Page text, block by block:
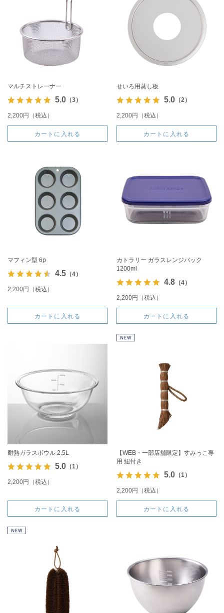
マルチストレーナー
5.0（3）
2,200円（税込）
カートに入れる
せいろ用蒸し板
5.0（2）
2,200円（税込）
カートに入れる
マフィン型 6p
4.5（4）
2,200円（税込）
カートに入れる
カトラリー ガラスレンジパック
1200ml
4.8（4）
2,200円（税込）
カートに入れる
耐熱ガラスボウル 2.5L
5.0（1）
2,200円（税込）
カートに入れる
【WEB・一部店舗限定】すみっこ専
用 紐付き
5.0（1）
2,200円（税込）
カートに入れる